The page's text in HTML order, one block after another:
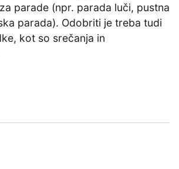
parade (npr. parada luči, pustna
parada). Odobriti je treba tudi
kot so srečanja in